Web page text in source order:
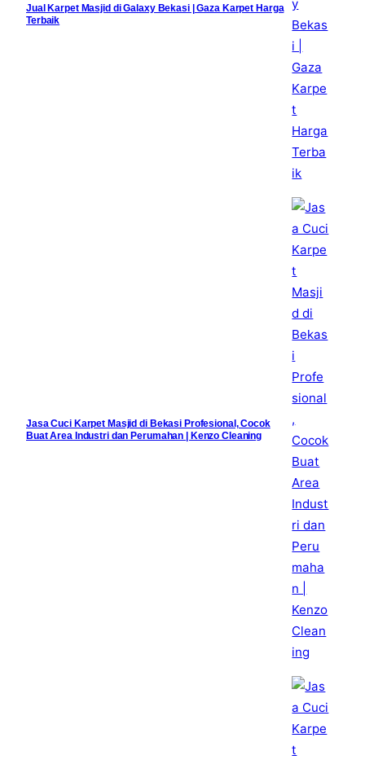
Jual Karpet Masjid di Galaxy Bekasi | Gaza Karpet Harga
Terbaik
Jasa Cuci Karpet Masjid di Bekasi Profesional, Cocok
Buat Area Industri dan Perumahan | Kenzo Cleaning